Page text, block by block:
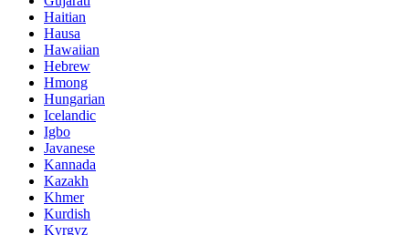
Haitian
Hausa
Hawaiian
Hebrew
Hmong
Hungarian
Icelandic
Igbo
Javanese
Kannada
Kazakh
Khmer
Kurdish
Kyrgyz